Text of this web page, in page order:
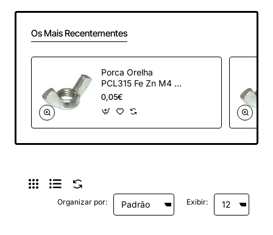
Os Mais Recentementes
Porca Orelha
PCL315 Fe Zn M4 -
Tipo Americana
0,05€
Organizar por: Exibir: